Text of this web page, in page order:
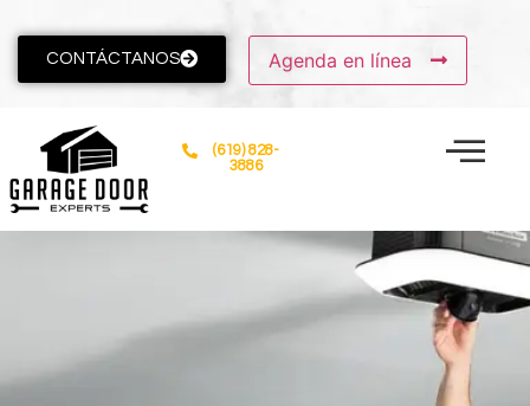
CONTÁCTANOS Agenda en línea
(619) 828-
3886